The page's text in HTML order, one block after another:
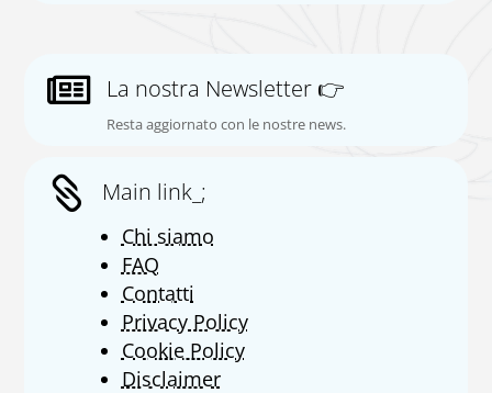
 La nostra Newsletter 👉
Resta aggiornato con le nostre news.
 Main link_;
Chi siamo
FAQ
Contatti
Privacy Policy
Cookie Policy
Disclaimer